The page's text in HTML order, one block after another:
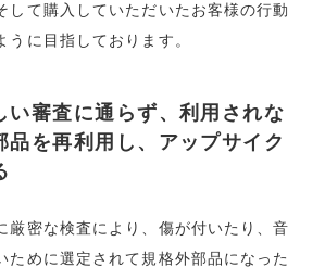
して購入していただいたお客様の行動
うに目指しております。
い審査に通らず、利用されな
品を再利用し、アップサイク
厳密な検査により、傷が付いたり、音
ために選定されて規格外部品になった